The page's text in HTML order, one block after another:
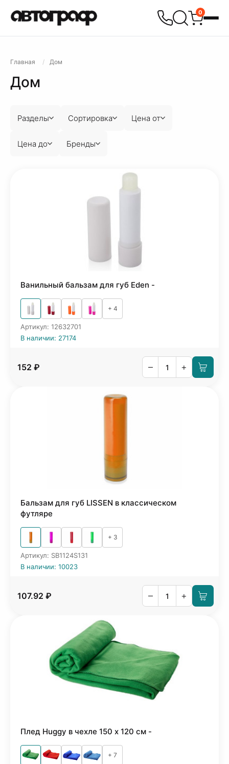
0
Главная Дом
Дом
Разделы Сортировка Цена от
Цена до Бренды
Ванильный бальзам для губ Eden -
+ 4
Артикул: 12632701
В наличии: 27174
152 ₽ – +
Бальзам для губ LISSEN в классическом
футляре
+ 3
Артикул: SB1124S131
В наличии: 10023
107.92 ₽ – +
Плед Huggy в чехле 150 x 120 см -
+ 7